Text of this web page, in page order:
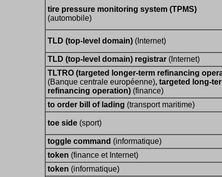
tire pressure monitoring system (TPMS)
(automobile)
TLD (top-level domain) (Internet)
TLD (top-level domain) registrar (Internet)
TLTRO (targeted longer-term refinancing
(Banque centrale européenne), targeted long-
refinancing operation) (finance)
to order bill of lading (transport maritime)
toe side (sport)
toggle command (informatique)
token (finance et Internet)
token (informatique)